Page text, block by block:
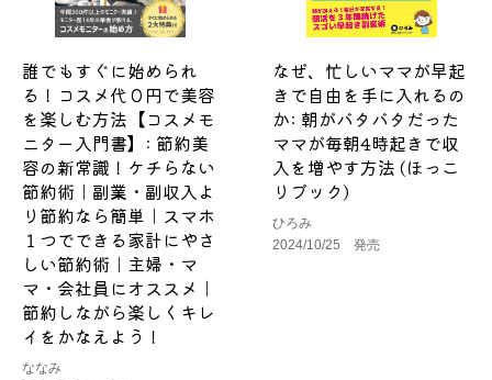
誰でもすぐに始められ
る！コスメ代０円で美容
を楽しむ方法【コスメモ
ニター入門書】: 節約美
容の新常識！ケチらない
節約術｜副業・副収入よ
り節約なら簡単｜スマホ
１つでできる家計にやさ
しい節約術｜主婦・マ
マ・会社員にオススメ｜
節約しながら楽しくキレ
イをかなえよう！
ななみ
なぜ、忙しいママが早起
きで自由を手に入れるの
か: 朝がバタバタだった
ママが毎朝4時起きで収
入を増やす方法 (ほっこ
りブック)
ひろみ
2024/10/25 発売